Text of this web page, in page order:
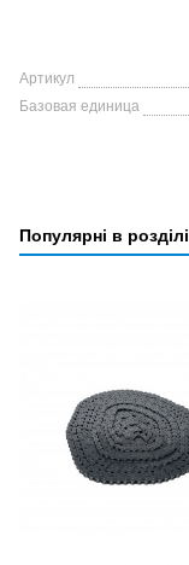
Артикул
Базовая единица
Популярні в розділі